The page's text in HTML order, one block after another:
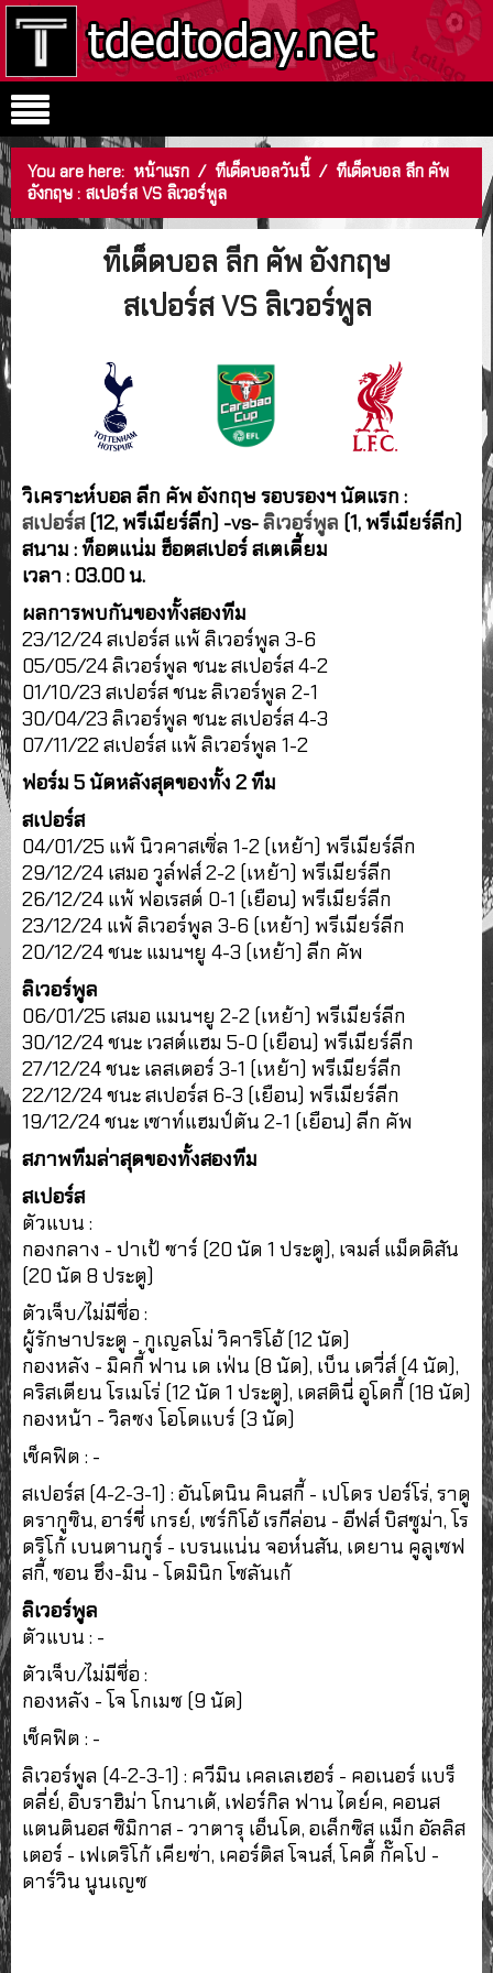
You are here: หน้าแรก / ทีเด็ดบอลวันนี้ / ทีเด็ดบอล ลีก คัพ
อังกฤษ : สเปอร์ส VS ลิเวอร์พูล
ทีเด็ดบอล ลีก คัพ อังกฤษ
สเปอร์ส VS ลิเวอร์พูล
วิเคราะห์บอล ลีก คัพ อังกฤษ รอบรองฯ นัดแรก :
สเปอร์ส(12, พรีเมียร์ลีก) -vs-ลิเวอร์พูล (1, พรีเมียร์ลีก)
สนาม : ท็อตแน่ม ฮ็อตสเปอร์ สเตเดี้ยม
เวลา : 03.00 น.
ผลการพบกันของทั้งสองทีม
23/12/24 สเปอร์ส แพ้ ลิเวอร์พูล 3-6
05/05/24 ลิเวอร์พูล ชนะ สเปอร์ส 4-2
01/10/23 สเปอร์ส ชนะ ลิเวอร์พูล 2-1
30/04/23 ลิเวอร์พูล ชนะ สเปอร์ส 4-3
07/11/22 สเปอร์ส แพ้ ลิเวอร์พูล 1-2
ฟอร์ม 5 นัดหลังสุดของทั้ง 2 ทีม
สเปอร์ส
04/01/25 แพ้ นิวคาสเซิ่ล 1-2 (เหย้า) พรีเมียร์ลีก
29/12/24 เสมอ วูล์ฟส์ 2-2 (เหย้า) พรีเมียร์ลีก
26/12/24 แพ้ ฟอเรสต์ 0-1 (เยือน) พรีเมียร์ลีก
23/12/24 แพ้ ลิเวอร์พูล 3-6 (เหย้า) พรีเมียร์ลีก
20/12/24 ชนะ แมนฯยู 4-3 (เหย้า) ลีก คัพ
ลิเวอร์พูล
06/01/25 เสมอ แมนฯยู 2-2 (เหย้า) พรีเมียร์ลีก
30/12/24 ชนะ เวสต์แฮม 5-0 (เยือน) พรีเมียร์ลีก
27/12/24 ชนะ เลสเตอร์ 3-1 (เหย้า) พรีเมียร์ลีก
22/12/24 ชนะ สเปอร์ส 6-3 (เยือน) พรีเมียร์ลีก
19/12/24 ชนะ เซาท์แฮมป์ตัน 2-1 (เยือน) ลีก คัพ
สภาพทีมล่าสุดของทั้งสองทีม
สเปอร์ส
ตัวแบน :
กองกลาง - ปาเป้ ซาร์ (20 นัด 1 ประตู), เจมส์ แม็ดดิสัน
(20 นัด 8 ประตู)
ตัวเจ็บ/ไม่มีชื่อ :
ผู้รักษาประตู - กูเญลโม่ วิคาริโอ้ (12 นัด)
กองหลัง - มิคกี้ ฟาน เด เฟ่น (8 นัด), เบ็น เดวี่ส์ (4 นัด),
คริสเตียน โรเมโร่ (12 นัด 1 ประตู), เดสตินี่ อูโดกี้ (18 นัด)
กองหน้า - วิลซง โอโดแบร์ (3 นัด)
เช็คฟิต : -
สเปอร์ส (4-2-3-1) : อันโตนิน คินสกี้ - เปโดร ปอร์โร่, ราดู
ดรากูซิน, อาร์ชี่ เกรย์, เซร์กิโอ้ เรกีล่อน - อีฟส์ บิสซูม่า, โร
ดริโก้ เบนตานกูร์ - เบรนแน่น จอห์นสัน, เดยาน คูลูเซฟ
สกี้, ซอน ฮึง-มิน - โดมินิก โซลันเก้
ลิเวอร์พูล
ตัวแบน : -
ตัวเจ็บ/ไม่มีชื่อ :
กองหลัง - โจ โกเมซ (9 นัด)
เช็คฟิต : -
ลิเวอร์พูล (4-2-3-1) : ควีมิน เคลเลเฮอร์ - คอเนอร์ แบร็
ดลี่ย์, อิบราฮิม่า โกนาเต้, เฟอร์กิล ฟาน ไดย์ค, คอนส
แตนตินอส ซิมิกาส - วาตารุ เอ็นโด, อเล็กซิส แม็ก อัลลิส
เตอร์ - เฟเดริโก้ เคียซ่า, เคอร์ติส โจนส์, โคดี้ กั๊คโป -
ดาร์วิน นูนเญซ